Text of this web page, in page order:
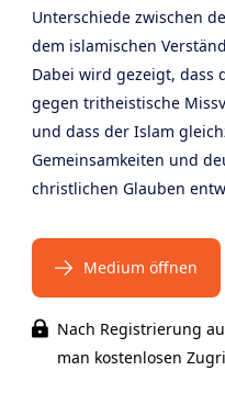
Unterschiede zwischen
dem islamischen
Dabei wird gezeigt, dass
gegen tritheistische
und dass der Islam
Gemeinsamkeiten und
christlichen Glauben
Medium öffnen
Nach Registrierung
man kostenlosen